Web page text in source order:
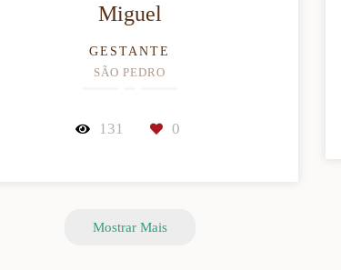
Miguel
GESTANTE
SÃO PEDRO
131 0
Mostrar Mais